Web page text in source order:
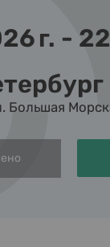
г. -
Большая